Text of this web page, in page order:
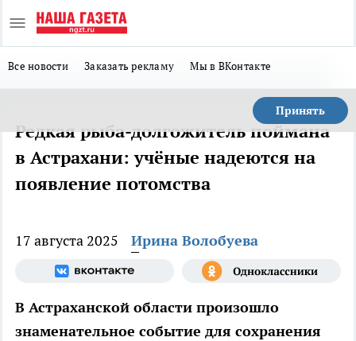
Все новости Заказать рекламу Мы в ВКонтакте
Принять
Редкая рыба-долгожитель поймана
в Астрахани: учёные надеются на
появление потомства
17 августа 2025 Ирина Волобуева
В Астраханской области произошло
знаменательное событие для сохранения